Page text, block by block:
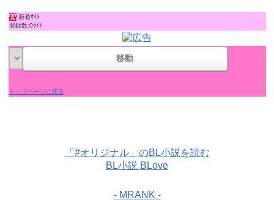
新着ｻｲﾄ
登録数:0ｻｲﾄ
トップページに戻る
「#オリジナル」のBL小説を読む
BL小説 BLove
- MRANK -